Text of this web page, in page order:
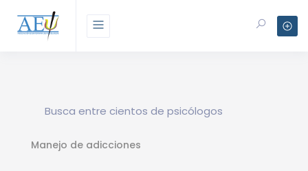
Manejo de adicciones